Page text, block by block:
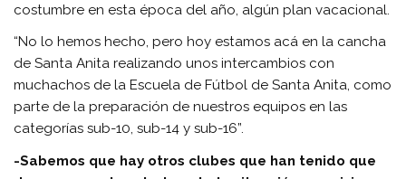
costumbre en esta época del año, algún plan vacacional.
“No lo hemos hecho, pero hoy estamos acá en la cancha
de Santa Anita realizando unos intercambios con
muchachos de la Escuela de Fútbol de Santa Anita, como
parte de la preparación de nuestros equipos en las
categorías sub-10, sub-14 y sub-16”.
-Sabemos que hay otros clubes que han tenido que